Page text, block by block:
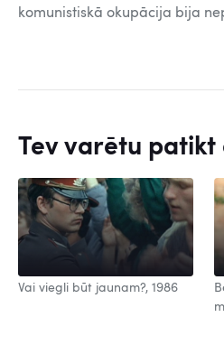
komunistiskā okupācija bija
Tev varētu patikt
Vai viegli būt jaunam?, 1986